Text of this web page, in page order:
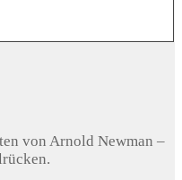
von Arnold Newman –